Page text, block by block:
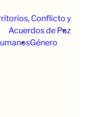
Conflicto y
Acuerdos de Paz
Género